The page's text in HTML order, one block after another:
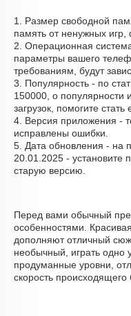
1. Размер свободной
память от ненужных
2. Операционная
параметры вашего
требованиям, будут
3. Популярность - по
150000, о популярности
загрузок, помогите
4. Версия приложения -
исправлены ошибки.
5. Дата обновления - на
20.01.2025 - установите
старую версию.
Перед вами обычный
особенностями.
дополняют отличный
необычный, играть одно
продуманные уровни,
скорость происходящего